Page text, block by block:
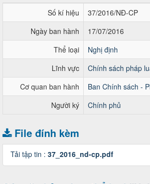
Số kí hiệu
37/2016/NĐ-CP
Ngày ban hành
17/07/2016
Thể loại
Nghị định
Lĩnh vực
Chính sách pháp
Cơ quan ban hành
Ban Chính sách -
Người ký
Chính phủ
File đính kèm
Tải tập tin : 37_2016_nd-cp.pdf